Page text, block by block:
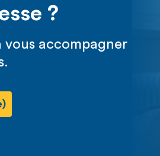
?
vous accompagner